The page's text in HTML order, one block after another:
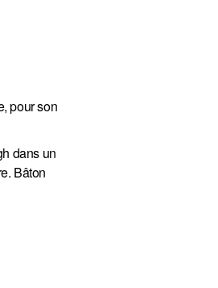
pour son
dans un
Bâton